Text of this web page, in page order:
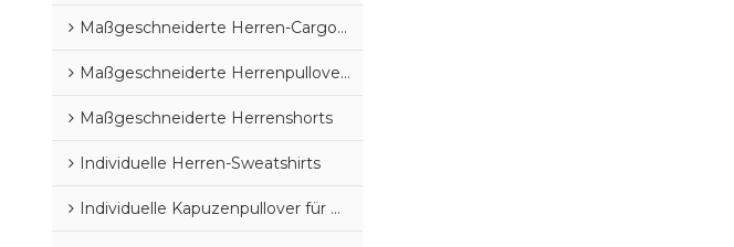
Maßgeschneiderte Herren-Cargohosen
Maßgeschneiderte Herrenpullover und Strickjacken
Maßgeschneiderte Herrenshorts
Individuelle Herren-Sweatshirts
Individuelle Kapuzenpullover für Herren